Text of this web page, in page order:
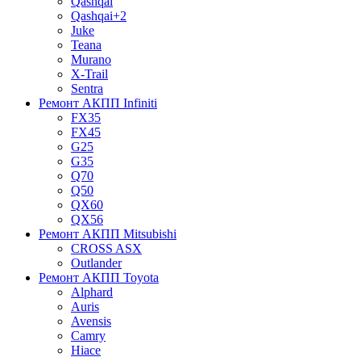
Qashqai+2
Juke
Teana
Murano
X-Trail
Sentra
Ремонт АКПП Infiniti
FX35
FX45
G25
G35
Q70
Q50
QX60
QX56
Ремонт АКПП Mitsubishi
CROSS ASX
Outlander
Ремонт АКПП Toyota
Alphard
Auris
Avensis
Camry
Hiace